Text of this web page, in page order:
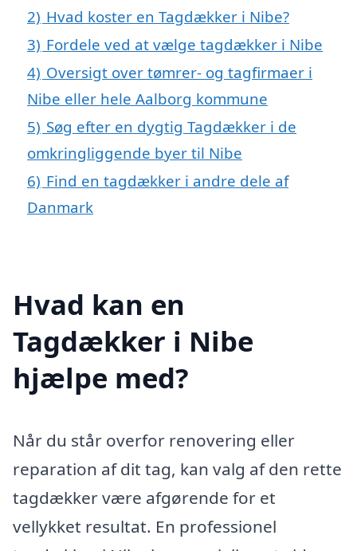
2) Hvad koster en Tagdækker i Nibe?
3) Fordele ved at vælge tagdækker i Nibe
4) Oversigt over tømrer- og tagfirmaer i
Nibe eller hele Aalborg kommune
5) Søg efter en dygtig Tagdækker i de
omkringliggende byer til Nibe
6) Find en tagdækker i andre dele af
Danmark
Hvad kan en
Tagdækker i Nibe
hjælpe med?
Når du står overfor renovering eller
reparation af dit tag, kan valg af den rette
tagdækker være afgørende for et
vellykket resultat. En professionel